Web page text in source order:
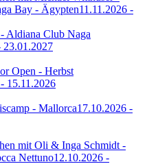
Bay - Ägypten11.11.2026 -
Aldiana Club Naga
23.01.2027
Open - Herbst
15.11.2026
- Mallorca17.10.2026 -
mit Oli & Inga Schmidt -
Nettuno12.10.2026 -